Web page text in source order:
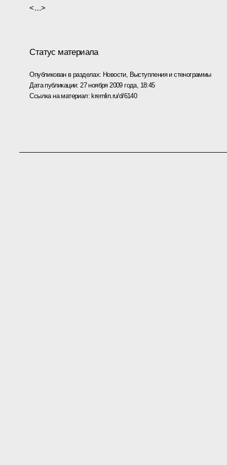
<…>
Статус материала
Опубликован в разделах: Новости, Выступления и стенограммы
Дата публикации: 27 ноября 2009 года, 18:45
Ссылка на материал: kremlin.ru/d/6140